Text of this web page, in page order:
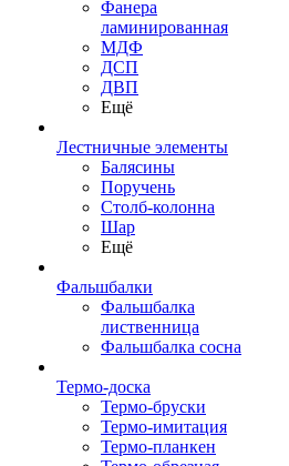
Фанера
ламинированная
МДФ
ДСП
ДВП
Ещё
Лестничные элементы
Балясины
Поручень
Столб-колонна
Шар
Ещё
Фальшбалки
Фальшбалка
лиственница
Фальшбалка сосна
Термо-доска
Термо-бруски
Термо-имитация
Термо-планкен